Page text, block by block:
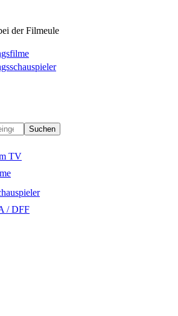
der Filmeule
Suchen
TV
/ DFF